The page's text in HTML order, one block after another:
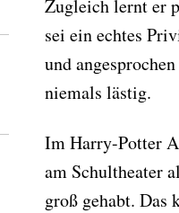
Zugleich lernt er
sei ein echtes
und
niemals lästig.
Im Harry-Potter
am Schultheater
groß gehabt. Das
Bitte schicken Sie
Einwilligung den
neuen Beiträgen. Die
zur Kenntnis